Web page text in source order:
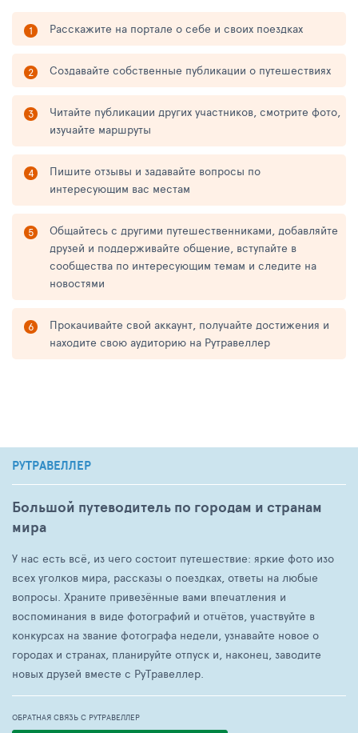
Расскажите на портале о себе и своих поездках
Создавайте собственные публикации о путешествиях
Читайте публикации других участников, смотрите фото,
изучайте маршруты
Пишите отзывы и задавайте вопросы по
интересующим вас местам
Общайтесь с другими путешественниками, добавляйте
друзей и поддерживайте общение, вступайте в
сообщества по интересующим темам и следите на
новостями
Прокачивайте свой аккаунт, получайте достижения и
находите свою аудиторию на Рутравеллер
РУТРАВЕЛЛЕР
Большой путеводитель по городам и странам
мира
У нас есть всё, из чего состоит путешествие: яркие фото изо
всех уголков мира, рассказы о поездках, ответы на любые
вопросы. Храните привезённые вами впечатления и
воспоминания в виде фотографий и отчётов, участвуйте в
конкурсах на звание фотографа недели, узнавайте новое о
городах и странах, планируйте отпуск и, наконец, заводите
новых друзей вместе с РуТравеллер.
ОБРАТНАЯ СВЯЗЬ С РУТРАВЕЛЛЕР